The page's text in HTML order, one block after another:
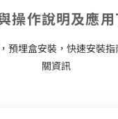
操作說明及應
預埋盒安裝，快速安裝
關資訊